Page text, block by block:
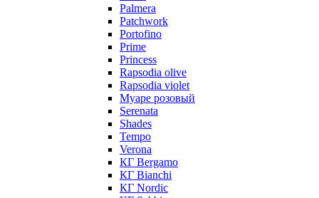
Palmera
Patchwork
Portofino
Prime
Princess
Rapsodia olive
Rapsodia violet
Муаре розовый
Serenata
Shades
Tempo
Verona
КГ Bergamo
КГ Bianchi
КГ Nordic